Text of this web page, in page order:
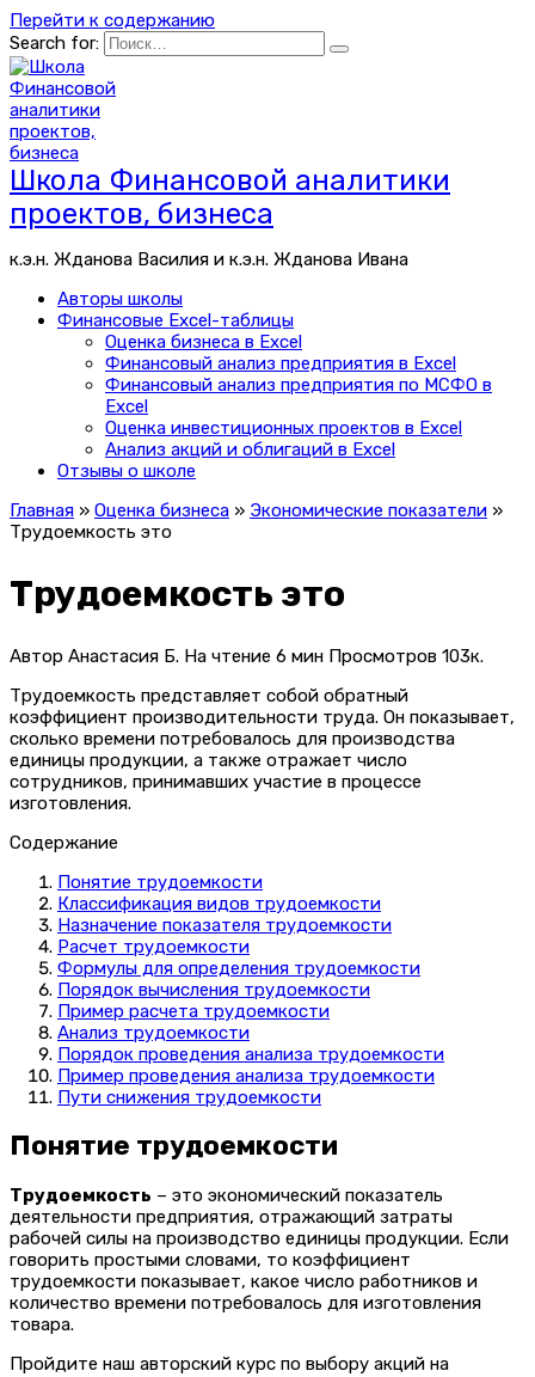
Перейти к содержанию
Search for:
Школа Финансовой аналитики
проектов, бизнеса
к.э.н. Жданова Василия и к.э.н. Жданова Ивана
Авторы школы
Финансовые Excel-таблицы
Оценка бизнеса в Excel
Финансовый анализ предприятия в Excel
Финансовый анализ предприятия по МСФО в
Excel
Оценка инвестиционных проектов в Excel
Анализ акций и облигаций в Excel
Отзывы о школе
Главная » Оценка бизнеса » Экономические показатели »
Трудоемкость это
Трудоемкость это
Автор Анастасия Б. На чтение 6 мин Просмотров 103к.
Трудоемкость представляет собой обратный
коэффициент производительности труда. Он показывает,
сколько времени потребовалось для производства
единицы продукции, а также отражает число
сотрудников, принимавших участие в процессе
изготовления.
Содержание
Понятие трудоемкости
Классификация видов трудоемкости
Назначение показателя трудоемкости
Расчет трудоемкости
Формулы для определения трудоемкости
Порядок вычисления трудоемкости
Пример расчета трудоемкости
Анализ трудоемкости
Порядок проведения анализа трудоемкости
Пример проведения анализа трудоемкости
Пути снижения трудоемкости
Понятие трудоемкости
Трудоемкость – это экономический показатель
деятельности предприятия, отражающий затраты
рабочей силы на производство единицы продукции. Если
говорить простыми словами, то коэффициент
трудоемкости показывает, какое число работников и
количество времени потребовалось для изготовления
товара.
Пройдите наш авторский курс по выбору акций на